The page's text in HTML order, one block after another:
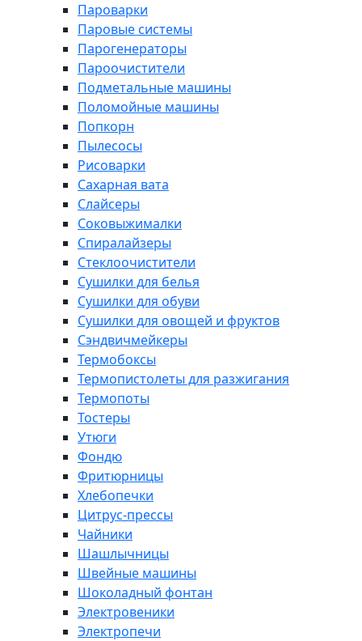
Пароварки
Паровые системы
Парогенераторы
Пароочистители
Подметальные машины
Поломойные машины
Попкорн
Пылесосы
Рисоварки
Сахарная вата
Слайсеры
Соковыжималки
Спиралайзеры
Стеклоочистители
Сушилки для белья
Сушилки для обуви
Сушилки для овощей и фруктов
Сэндвичмейкеры
Термобоксы
Термопистолеты для разжигания
Термопоты
Тостеры
Утюги
Фондю
Фритюрницы
Хлебопечки
Цитрус-прессы
Чайники
Шашлычницы
Швейные машины
Шоколадный фонтан
Электровеники
Электропечи